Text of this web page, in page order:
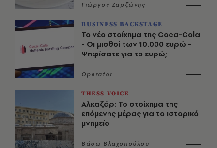
Γιώργος Ζαρζώνης
BUSINESS BACKSTAGE
Το νέο στοίχημα της Coca-Cola
- Οι μισθοί των 10.000 ευρώ -
Ψηφίσατε για το ευρώ;
Operator
THESS VOICE
Αλκαζάρ: Το στοίχημα της
επόμενης μέρας για το ιστορικό
μνημείο
Βάσω Βλαχοπούλου